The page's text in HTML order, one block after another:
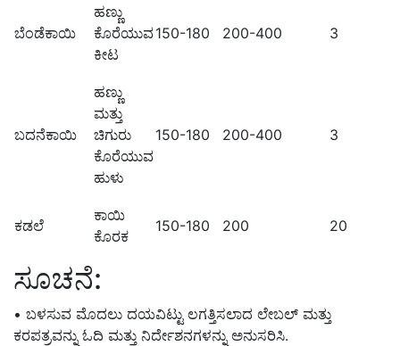
ಬೆಂಡೆಕಾಯಿ
ಹಣ್ಣು
ಕೊರೆಯುವ
ಕೀಟ
150-180 200-400 3
ಬದನೆಕಾಯಿ
ಹಣ್ಣು
ಮತ್ತು
ಚಿಗುರು
ಕೊರೆಯುವ
ಹುಳು
150-180 200-400 3
ಕಡಲೆ
ಕಾಯಿ
ಕೊರಕ
150-180 200 20
ಸೂಚನೆ:
• ಬಳಸುವ ಮೊದಲು ದಯವಿಟ್ಟು ಲಗತ್ತಿಸಲಾದ ಲೇಬಲ್ ಮತ್ತು
ಕರಪತ್ರವನ್ನು ಓದಿ ಮತ್ತು ನಿರ್ದೇಶನಗಳನ್ನು ಅನುಸರಿಸಿ.